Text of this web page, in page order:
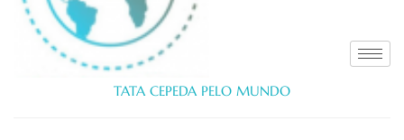
TATA CEPEDA PELO MUNDO